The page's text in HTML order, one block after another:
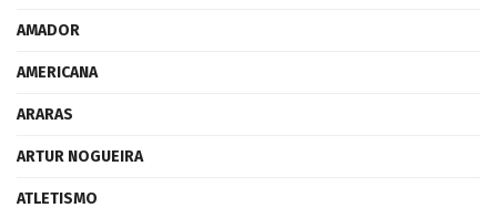
AMADOR
AMERICANA
ARARAS
ARTUR NOGUEIRA
ATLETISMO